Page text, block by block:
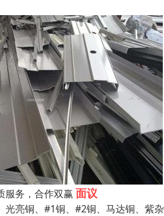
服务，合作双赢面议
光亮铜、#1铜、#2铜、马达铜、紫